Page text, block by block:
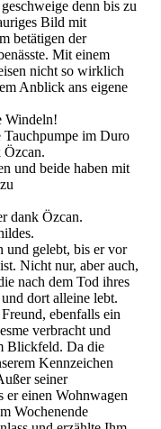
denn bis zu
Bild mit
betätigen der
Mit einem
nicht so wirklich
Anblick ans eigene
Windeln!
Tauchpumpe im Duro
Özcan.
und beide haben mit
dank Özcan.
und gelebt, bis er vor
Nicht nur, aber auch,
nach dem Tod ihres
dort alleine lebt.
ebenfalls ein
verbracht und
Blickfeld. Da die
Kennzeichen
seiner
er einen Wohnwagen
Wochenende